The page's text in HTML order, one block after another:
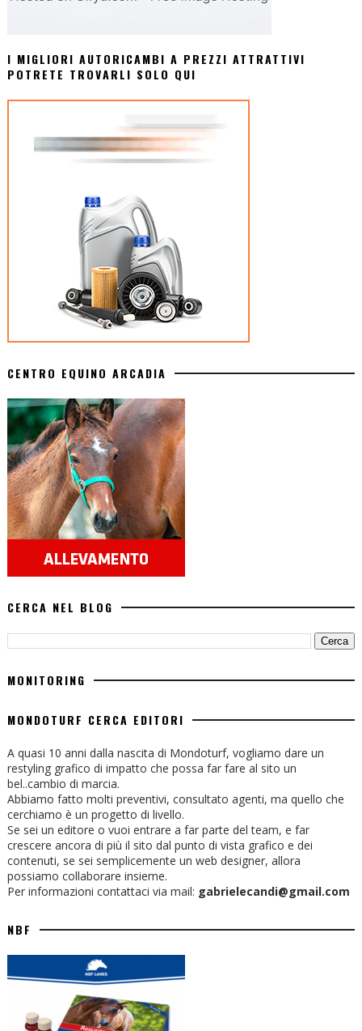
I MIGLIORI AUTORICAMBI A PREZZI ATTRATTIVI
POTRETE TROVARLI SOLO QUI
CENTRO EQUINO ARCADIA
CERCA NEL BLOG
MONITORING
MONDOTURF CERCA EDITORI
A quasi 10 anni dalla nascita di Mondoturf, vogliamo dare un
restyling grafico di impatto che possa far fare al sito un
bel..cambio di marcia.
Abbiamo fatto molti preventivi, consultato agenti, ma quello che
cerchiamo è un progetto di livello.
Se sei un editore o vuoi entrare a far parte del team, e far
crescere ancora di più il sito dal punto di vista grafico e dei
contenuti, se sei semplicemente un web designer, allora
possiamo collaborare insieme.
Per informazioni contattaci via mail: gabrielecandi@gmail.com
NBF